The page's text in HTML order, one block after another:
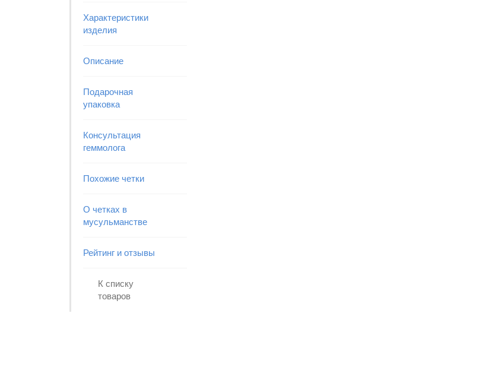
Характеристики
изделия
Описание
Подарочная
упаковка
Консультация
геммолога
Похожие четки
О четках в
мусульманстве
Рейтинг и отзывы
К списку
товаров